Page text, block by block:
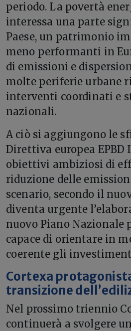
periodo. La povertà
interessa una parte
Paese, un patrimonio
meno performanti in
di emissioni e
molte periferie urbane
interventi coordinati e
nazionali.
A ciò si aggiungono le
Direttiva europea EPBD
obiettivi ambiziosi di
riduzione delle
scenario, secondo il
diventa urgente
nuovo Piano Nazionale
capace di orientare in
coerente gli
Cortexa
transizione
Nel prossimo triennio
continuerà a svolgere